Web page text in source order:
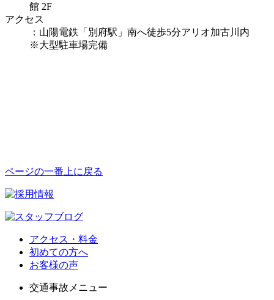
館 2F
アクセス
：山陽電鉄「別府駅」南へ徒歩5分アリオ加古川内
※大型駐車場完備
ページの一番上に戻る
アクセス・料金
初めての方へ
お客様の声
交通事故メニュー